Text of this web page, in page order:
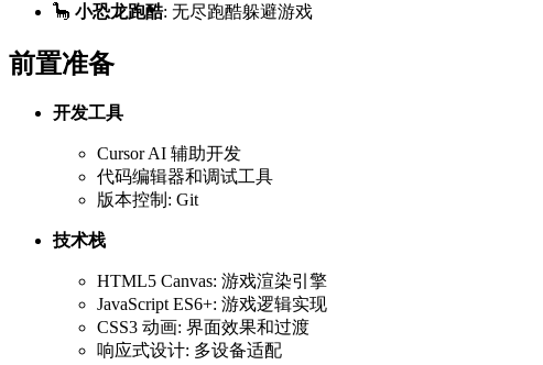
🦕 小恐龙跑酷: 无尽跑酷躲避游戏
前置准备
开发工具
Cursor AI 辅助开发
代码编辑器和调试工具
版本控制: Git
技术栈
HTML5 Canvas: 游戏渲染引擎
JavaScript ES6+: 游戏逻辑实现
CSS3 动画: 界面效果和过渡
响应式设计: 多设备适配